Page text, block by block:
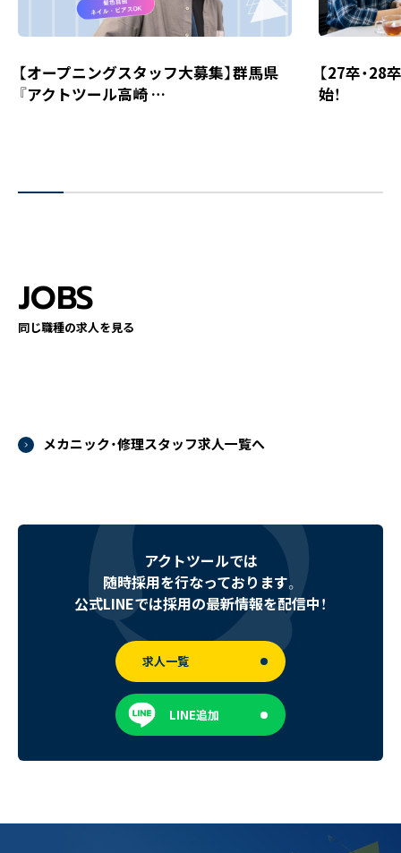
【オープニングスタッフ大募集】群馬県
『アクトツール高崎 …
【27卒・28
始！
JOBS
同じ職種の求人を見る
メカニック・修理スタッフ求人一覧へ
アクトツールでは
随時採用を行なっております。
公式LINEでは採用の最新情報を配信中！
求人一覧
LINE追加